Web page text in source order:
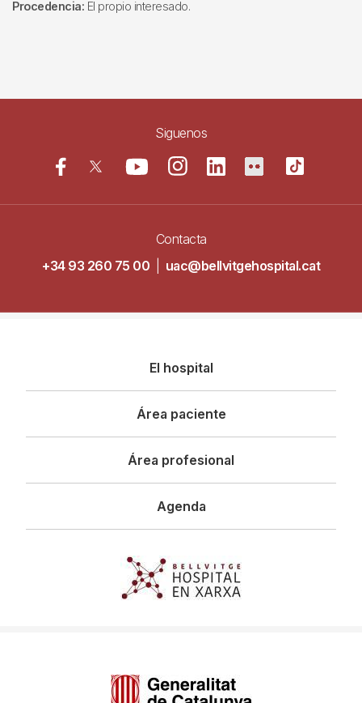
Procedencia: El propio interesado.
Siguenos
Contacta
+34 93 260 75 00
uac@bellvitgehospital.cat
principal
El hospital
Área paciente
Área profesional
Agenda